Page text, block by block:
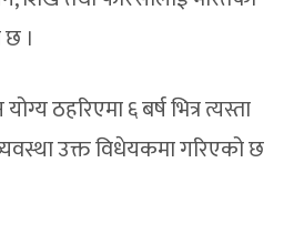
।
ठहरिएमा ६ बर्ष भित्र त्यस्ता
उक्त विधेयकमा गरिएको छ